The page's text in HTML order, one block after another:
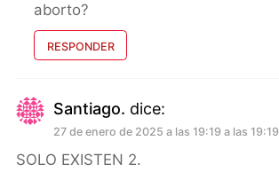
aborto?
RESPONDER
Santiago. dice:
27 de enero de 2025 a las 19:19 a las 19:19
SOLO EXISTEN 2.